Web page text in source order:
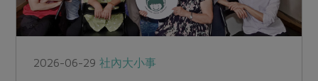
2026-06-29社內大小事